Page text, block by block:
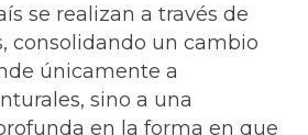
se realizan a través de
consolidando un cambio
únicamente a
sino a una
en la forma en que